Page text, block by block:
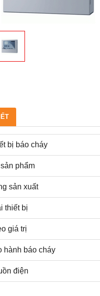
bị báo cháy
phẩm
sản xuất
thiết bị
giá trị
hành báo cháy
điện